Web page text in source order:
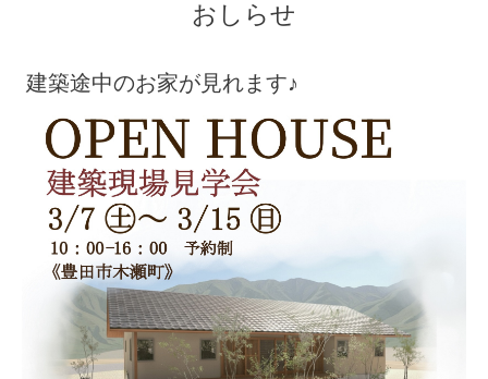
おしらせ
建築途中のお家が見れます♪